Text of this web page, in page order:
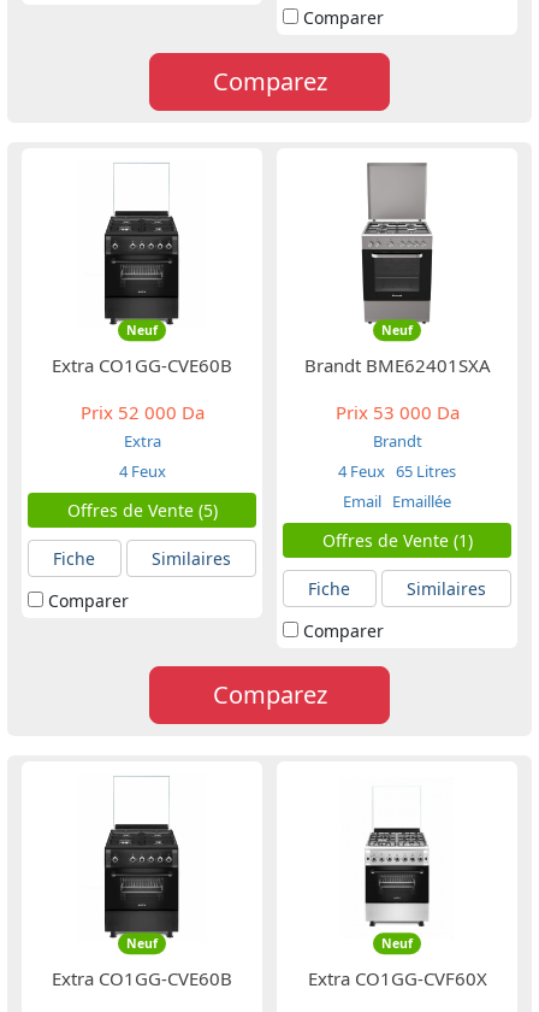
Comparer
Comparez
Neuf
Extra CO1GG-CVE60B
Prix52 000 Da
Extra
4 Feux
Offres de Vente (5)
Fiche
Similaires
Comparer
Neuf
Brandt BME62401SXA
Prix53 000 Da
Brandt
4 Feux 65 Litres
Email Emaillée
Offres de Vente (1)
Fiche
Similaires
Comparer
Comparez
Neuf
Extra CO1GG-CVE60B
Neuf
Extra CO1GG-CVF60X